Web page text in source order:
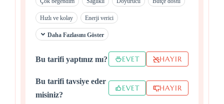
Hızlı ve kolay Enerji verici
Daha Fazlasını Göster
Bu tarifi yaptınız mı? EVET HAYIR
Bu tarifi tavsiye eder
misiniz?
EVET HAYIR